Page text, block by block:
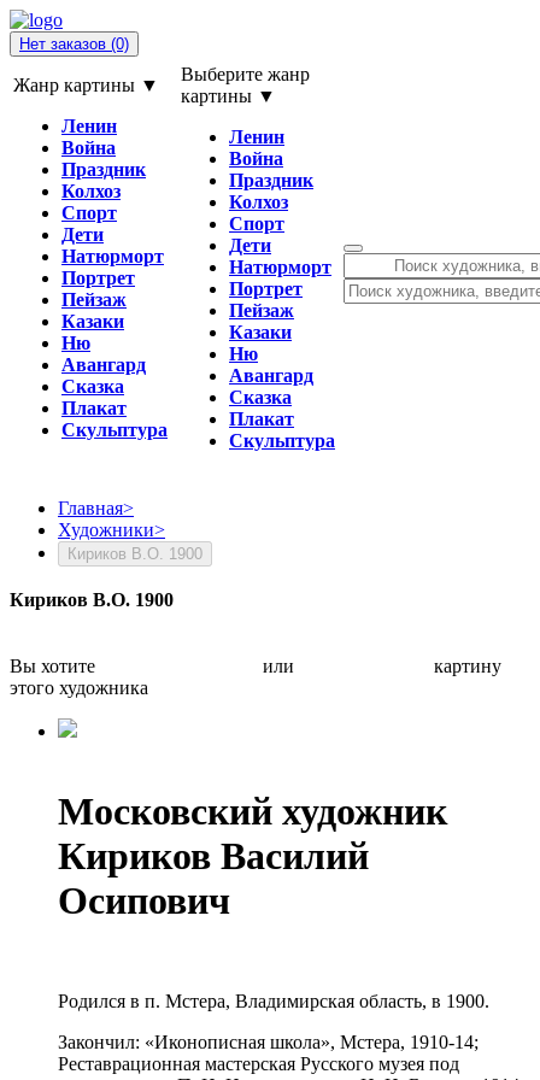
Нет заказов (0)
Жанр картины ▼
Ленин
Война
Праздник
Колхоз
Спорт
Дети
Натюрморт
Портрет
Пейзаж
Казаки
Ню
Авангард
Сказка
Плакат
Скульптура
Выберите жанр
картины ▼
Ленин
Война
Праздник
Колхоз
Спорт
Дети
Натюрморт
Портрет
Пейзаж
Казаки
Ню
Авангард
Сказка
Плакат
Скульптура
Главная>
Художники>
Кириков В.О. 1900
Кириков В.О. 1900
Вы хотите или
картину
этого художника
Московский художник
Кириков Василий
Осипович
Родился в п. Мстера, Владимирская область, в 1900.
Закончил: «Иконописная школа», Мстера, 1910-14;
Реставрационная мастерская Русского музея под